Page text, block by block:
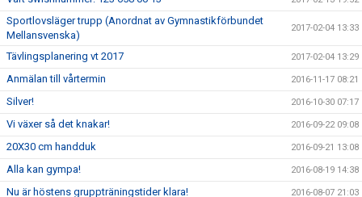
Sportlovsläger trupp (Anordnat av Gymnastikförbundet
Mellansvenska)
2017-02-04 13:33
Tävlingsplanering vt 2017 2017-02-04 13:29
Anmälan till vårtermin 2016-11-17 08:21
Silver! 2016-10-30 07:17
Vi växer så det knakar! 2016-09-22 09:08
20X30 cm handduk 2016-09-21 13:08
Alla kan gympa! 2016-08-19 14:38
Nu är höstens gruppträningstider klara! 2016-08-07 21:03